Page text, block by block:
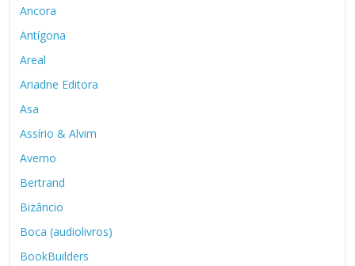
Ancora
Antígona
Areal
Ariadne Editora
Asa
Assírio & Alvim
Averno
Bertrand
Bizâncio
Boca (audiolivros)
BookBuilders